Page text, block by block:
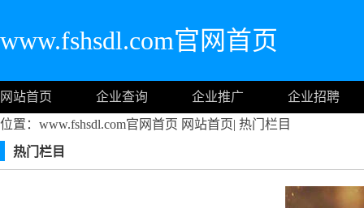
www.fshsdl.com官网首页
网站首页 企业查询 企业推广
企业招聘
位置：www.fshsdl.com官网首页 网站首页| 热门栏目
热门栏目